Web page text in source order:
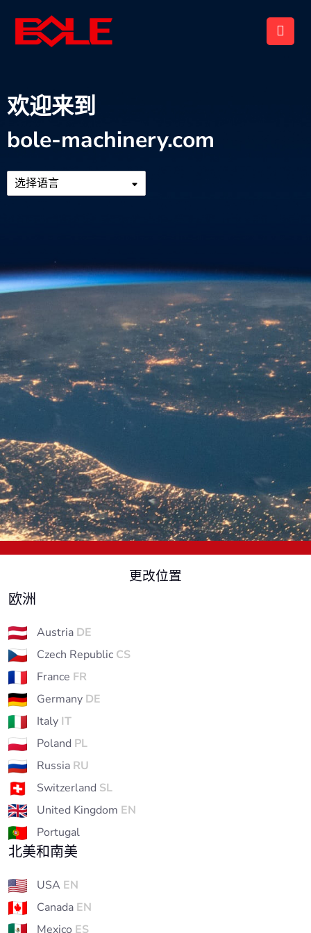
欢迎来到
bole-machinery.com
选择语言
更改位置
欧洲
Austria DE
Czech Republic CS
France FR
Germany DE
Italy IT
Poland PL
Russia RU
Switzerland SL
United Kingdom EN
Portugal
北美和南美
USA EN
Canada EN
Mexico ES